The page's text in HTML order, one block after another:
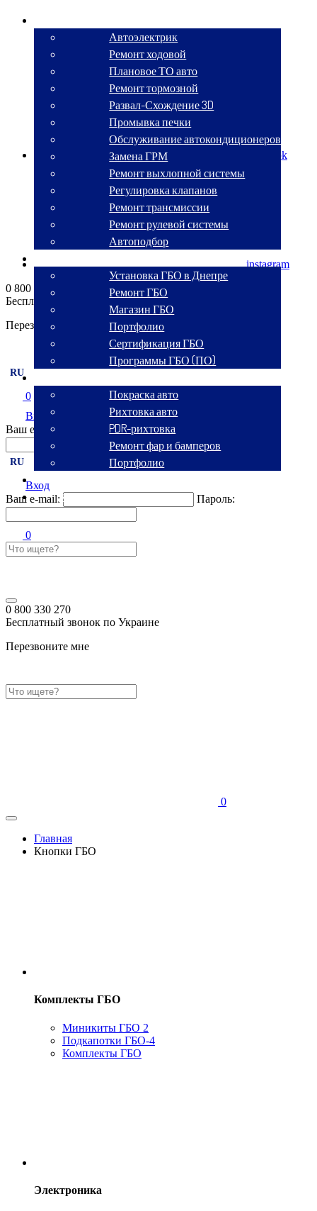
facebook
instagram
0 800 330 270
Бесплатный звонок по Украине
Перезвоните мне
RU
0
Вход
Ваш e-mail:
RU
Вход
Ваш e-mail:
Пароль:
0
0 800 330 270
Бесплатный звонок по Украине
Перезвоните мне
0
Главная
Кнопки ГБО
Комплекты ГБО
Миникиты ГБО 2
Подкапотки ГБО-4
Комплекты ГБО
Электроника
Автоэлектрик
Ремонт ходовой
Плановое ТО авто
Ремонт тормозной
Развал-Схождение 3D
Промывка печки
Обслуживание автокондиционеров
Замена ГРМ
Ремонт выхлопной системы
Регулировка клапанов
Ремонт трансмиссии
Ремонт рулевой системы
Автоподбор
Установка ГБО в Днепре
Ремонт ГБО
Магазин ГБО
Портфолио
Сертификация ГБО
Программы ГБО (ПО)
Покраска авто
Рихтовка авто
PDR-рихтовка
Ремонт фар и бамперов
Портфолио
Контакты